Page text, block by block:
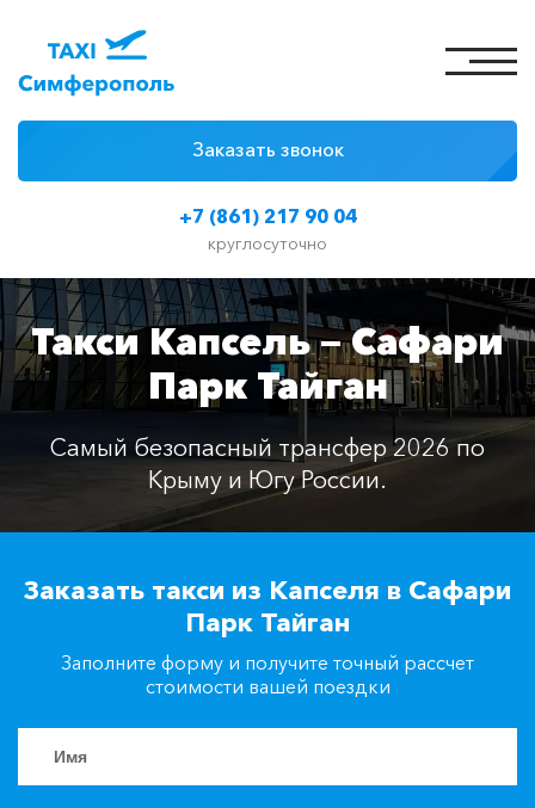
+7 (861) 217 90 04
круглосуточно
Заказать звонок
Цены на такси
Классы автомобилей
Отзывы
Контакты
Заказать такси
Такси Капсель — Сафари
Парк Тайган
Самый безопасный трансфер 2026 по
Крыму и Югу России.
Заказать такси из Капселя в Сафари
Парк Тайган
Заполните форму и получите точный рассчет
стоимости вашей поездки